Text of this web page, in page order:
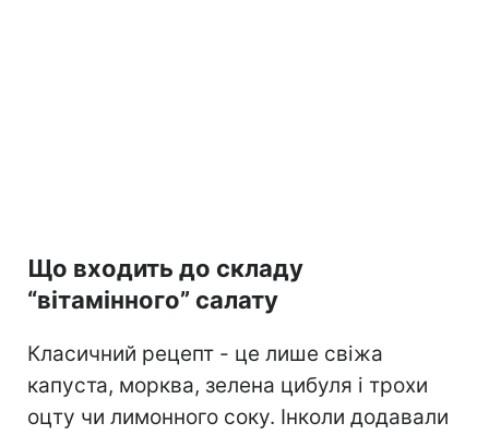
Що входить до складу
“вітамінного” салату
Класичний рецепт - це лише свіжа
капуста, морква, зелена цибуля і трохи
оцту чи лимонного соку. Інколи додавали